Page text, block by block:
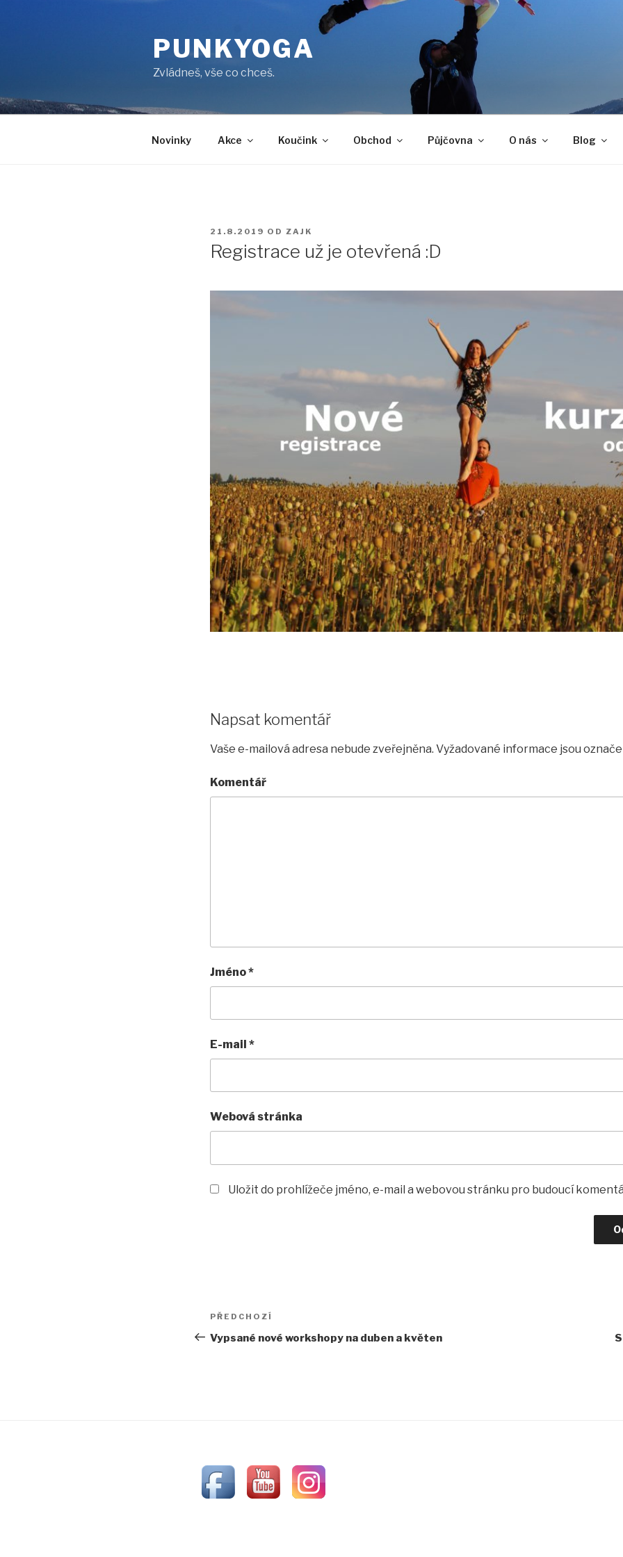
PUNKYOGA
Zvládneš, vše co chceš.
Novinky Akce Koučink Obchod Půjčovna O nás Blog
PUBLIKOVÁNO
21.8.2019 OD ZAJK
Registrace už je otevřená :D
Napsat komentář
Vaše e-mailová adresa nebude zveřejněna. Vyžadované informace jsou
Komentář
Jméno*
E-mail *
Webová stránka
Uložit do prohlížeče jméno, e-mail a webovou stránku pro budoucí
Navigace
pro
Předchozí
příspěvek
PŘEDCHOZÍ
Vypsané nové workshopy na duben a květen